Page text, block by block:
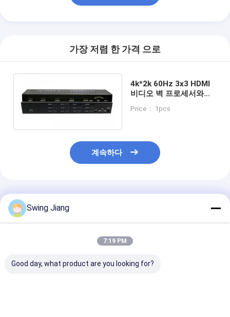
가장 저렴 한 가격 으로
4k*2k 60Hz 3x3 HDMI
비디오 벽 프로세서와
Price： 1pcs
계속하다
추천된 제품
Swing Jiang
7:19 PM
Good day, what product are you looking for?